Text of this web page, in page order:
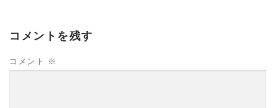
コメントを残す
コメント ※